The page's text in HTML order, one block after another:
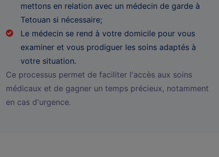
mettons en relation avec un médecin de garde à
Tetouan si nécessaire;
Le médecin se rend à votre domicile pour vous
examiner et vous prodiguer les soins adaptés à
votre situation.
Ce processus permet de faciliter l'accès aux soins
médicaux et de gagner un temps précieux, notamment
en cas d'urgence.